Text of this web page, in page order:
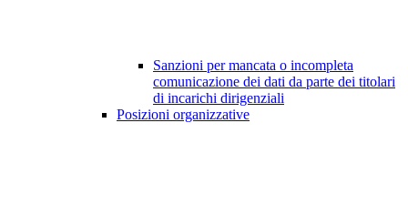
Sanzioni per mancata o incompleta
comunicazione dei dati da parte dei titolari
di incarichi dirigenziali
Posizioni organizzative